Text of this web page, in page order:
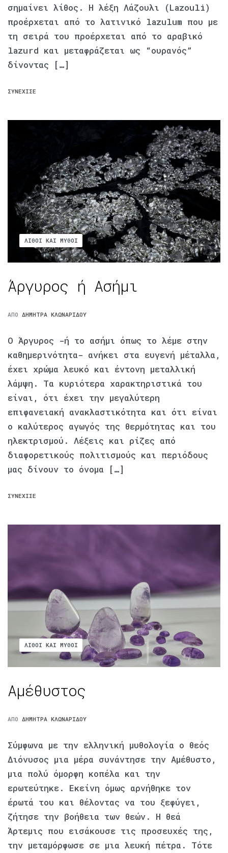
σημαίνει λίθος. Η λέξη Λάζουλι (Lazouli)
προέρχεται από το λατινικό lazulum που με
τη σειρά του προέρχεται από το αραβικό
lazurd και μεταφράζεται ως “ουρανός”
δίνοντας […]
ΣΥΝΈΧΙΣΕ
ΛΊΘΟΙ ΚΑΙ ΜΎΘΟΙ
Άργυρος ή Aσήμι
ΑΠΌ ΔΉΜΗΤΡΑ ΚΛΩΝΑΡΊΔΟΥ
Ο Άργυρος -ή το ασήμι όπως το λέμε στην
καθημερινότητα- ανήκει στα ευγενή μέταλλα,
έχει χρώμα λευκό και έντονη μεταλλική
λάμψη. Τα κυριότερα χαρακτηριστικά του
είναι, ότι έχει την μεγαλύτερη
επιφανειακή ανακλαστικότητα και ότι είναι
ο καλύτερος αγωγός της θερμότητας και του
ηλεκτρισμού. Λέξεις και ρίζες από
διαφορετικούς πολιτισμούς και περιόδους
μας δίνουν το όνομα […]
ΣΥΝΈΧΙΣΕ
ΛΊΘΟΙ ΚΑΙ ΜΎΘΟΙ
Αμέθυστος
ΑΠΌ ΔΉΜΗΤΡΑ ΚΛΩΝΑΡΊΔΟΥ
Σύμφωνα με την ελληνική μυθολογία ο θεός
Διόνυσος μια μέρα συνάντησε την Αμέθυστο,
μια πολύ όμορφη κοπέλα και την
ερωτεύτηκε. Εκείνη όμως αρνήθηκε τον
έρωτά του και θέλοντας να του ξεφύγει,
ζήτησε την βοήθεια των θεών. Η θεά
Άρτεμις που εισάκουσε τις προσευχές της,
την μεταμόρφωσε σε μια λευκή πέτρα. Τότε